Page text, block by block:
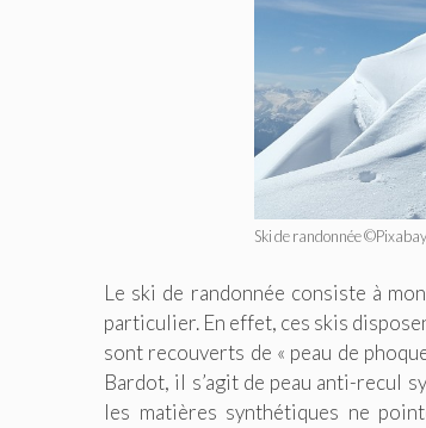
Ski de randonnée ©Pixabay
Le ski de randonnée consiste à
particulier. En effet, ces skis
sont recouverts de « peau de
Bardot, il s’agit de peau anti-recul
les matières synthétiques ne